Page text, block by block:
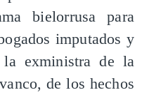
bielorrusa para
imputados y
la exministra de la
de los hechos